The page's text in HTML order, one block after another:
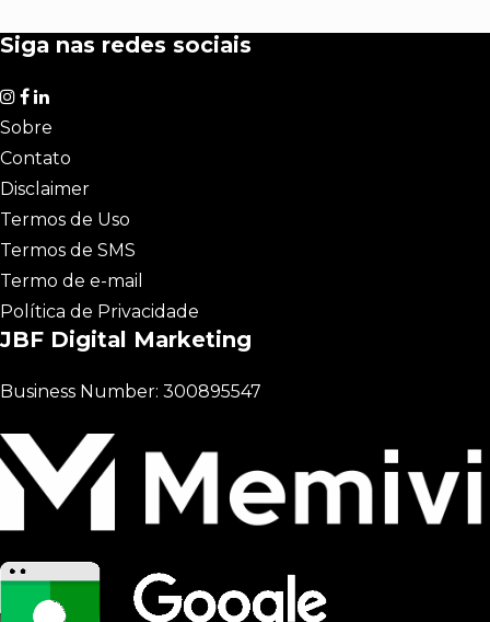
Siga nas redes sociais
Sobre
Contato
Disclaimer
Termos de Uso
Termos de SMS
Termo de e-mail
Política de Privacidade
JBF Digital Marketing
Business Number: 300895547